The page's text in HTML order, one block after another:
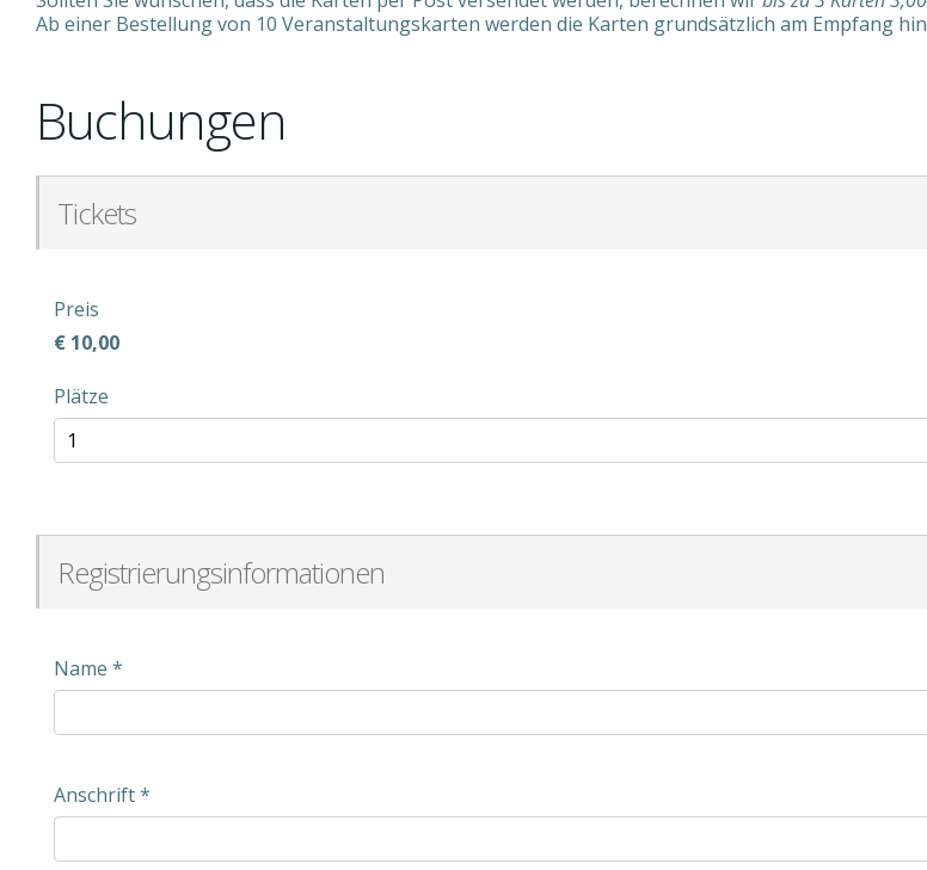
Ab einer Bestellung von 10 Veranstaltungskarten werden die Karten grundsätzlich am Empfang
Buchungen
Tickets
Preis
€ 10,00
Plätze
Registrierungsinformationen
Name *
Anschrift*